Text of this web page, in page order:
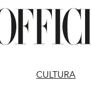
CULTURA